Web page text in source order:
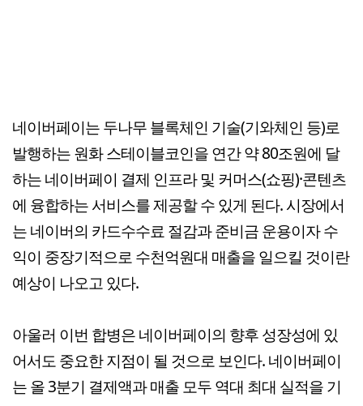
네이버페이는 두나무 블록체인 기술(기와체인 등)로
발행하는 원화 스테이블코인을 연간 약 80조원에 달
하는 네이버페이 결제 인프라 및 커머스(쇼핑)·콘텐츠
에 융합하는 서비스를 제공할 수 있게 된다. 시장에서
는 네이버의 카드수수료 절감과 준비금 운용이자 수
익이 중장기적으로 수천억원대 매출을 일으킬 것이란
예상이 나오고 있다.
아울러 이번 합병은 네이버페이의 향후 성장성에 있
어서도 중요한 지점이 될 것으로 보인다. 네이버페이
는 올 3분기 결제액과 매출 모두 역대 최대 실적을 기